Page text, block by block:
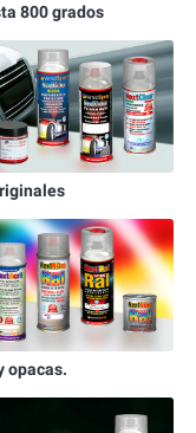
800 grados
opacas.